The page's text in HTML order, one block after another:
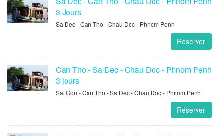
3 Jours
Sa Dec - Can Tho - Chau Doc - Phnom Penh
Réserver
Can Tho - Sa Dec - Chau Doc - Phnom Penh
3 jours
Sai Gon - Can Tho - Sa Dec - Chau Doc - Phnom Penh
Réserver